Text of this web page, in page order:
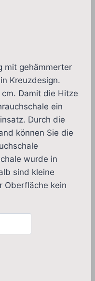
mit gehämmerter
Kreuzdesign.
Damit die Hitze
ein
Durch die
können Sie die
wurde in
sind kleine
Oberfläche kein